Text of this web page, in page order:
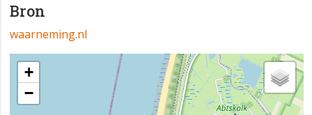
Bron
waarneming.nl
+
−